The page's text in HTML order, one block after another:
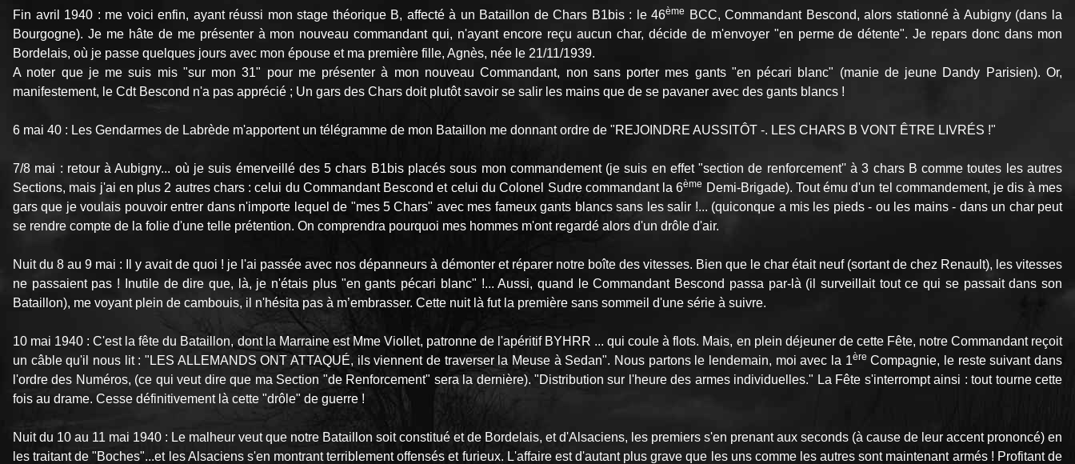
Fin avril 1940 : me voici enfin, ayant réussi mon stage théorique B, affecté à un Bataillon de Chars B1bis : le 46ème
BCC, Commandant Bescond, alors stationné à Aubigny (dans la
Bourgogne). Je me hâte de me présenter à mon nouveau commandant qui, n'ayant encore reçu aucun char, décide de m'envoyer "en perme de détente". Je repars donc dans mon
Bordelais, où je passe quelques jours avec mon épouse et ma première fille, Agnès, née le 21/11/1939.
A noter que je me suis mis "sur mon 31" pour me présenter à mon nouveau Commandant, non sans porter mes gants "en pécari blanc" (manie de jeune Dandy Parisien). Or,
manifestement, le Cdt Bescond n'a pas apprécié ; Un gars des Chars doit plutôt savoir se salir les mains que de se pavaner avec des gants blancs !
6 mai 40 : Les Gendarmes de Labrède m'apportent un télégramme de mon Bataillon me donnant ordre de "REJOINDRE AUSSITÔT -. LES CHARS B VONT ÊTRE LIVRÉS !"
7/8 mai : retour à Aubigny... où je suis émerveillé des 5 chars B1bis placés sous mon commandement (je suis en effet "section de renforcement'' à 3 chars B comme toutes les autres
Sections, mais j'ai en plus 2 autres chars : celui du Commandant Bescond et celui du Colonel Sudre commandant la 6ème Demi-Brigade). Tout ému d'un tel commandement, je dis à mes
gars que je voulais pouvoir entrer dans n'importe lequel de "mes 5 Chars" avec mes fameux gants blancs sans les salir !... (quiconque a mis les pieds - ou les mains - dans un char peut
se rendre compte de la folie d'une telle prétention. On comprendra pourquoi mes hommes m'ont regardé alors d'un drôle d'air.
Nuit du 8 au 9 mai : Il y avait de quoi ! je l'ai passée avec nos dépanneurs à démonter et réparer notre boîte des vitesses. Bien que le char était neuf (sortant de chez Renault), les vitesses
ne passaient pas ! Inutile de dire que, là, je n'étais plus "en gants pécari blanc" !... Aussi, quand le Commandant Bescond passa par-là (il surveillait tout ce qui se passait dans son
Bataillon), me voyant plein de cambouis, il n'hésita pas à m’embrasser. Cette nuit là fut la première sans sommeil d'une série à suivre.
10 mai 1940 : C'est la fête du Bataillon, dont la Marraine est Mme Viollet, patronne de l'apéritif BYHRR ... qui coule à flots. Mais, en plein déjeuner de cette Fête, notre Commandant reçoit
un câble qu'il nous lit : "LES ALLEMANDS ONT ATTAQUÉ, ils viennent de traverser la Meuse à Sedan". Nous partons le lendemain, moi avec la 1ère Compagnie, le reste suivant dans
l'ordre des Numéros, (ce qui veut dire que ma Section "de Renforcement" sera la dernière). "Distribution sur l'heure des armes individuelles." La Fête s'interrompt ainsi : tout tourne cette
fois au drame. Cesse définitivement là cette "drôle" de guerre !
Nuit du 10 au 11 mai 1940 : Le malheur veut que notre Bataillon soit constitué et de Bordelais, et d'Alsaciens, les premiers s'en prenant aux seconds (à cause de leur accent prononcé) en
les traitant de "Boches"...et les Alsaciens s'en montrant terriblement offensés et furieux. L'affaire est d'autant plus grave que les uns comme les autres sont maintenant armés ! Profitant de